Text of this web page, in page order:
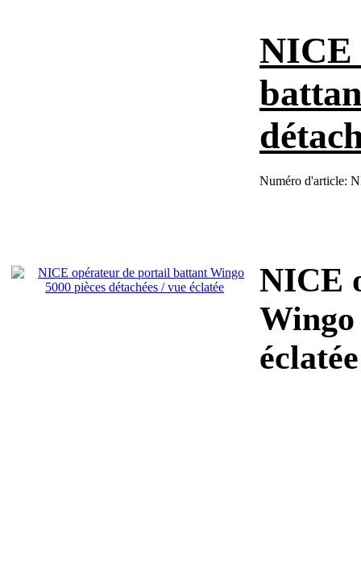
NICE
Numéro d'article:
NICE
Wingo